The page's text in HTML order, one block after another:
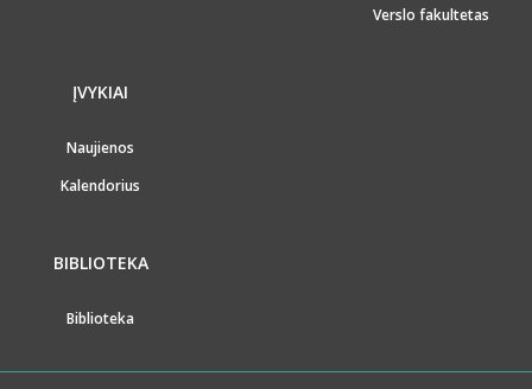
Verslo fakultetas
ĮVYKIAI
Naujienos
Kalendorius
BIBLIOTEKA
Biblioteka